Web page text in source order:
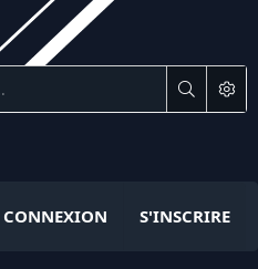
CONNEXION S'INSCRIRE